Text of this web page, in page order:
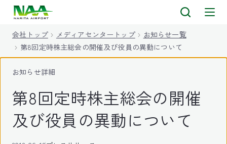
会社トップ メディアセンタートップ
お知らせ一覧
第8回定時株主総会の開催及び役員の異動について
お知らせ詳細
第8回定時株主総会の開催
及び役員の異動について